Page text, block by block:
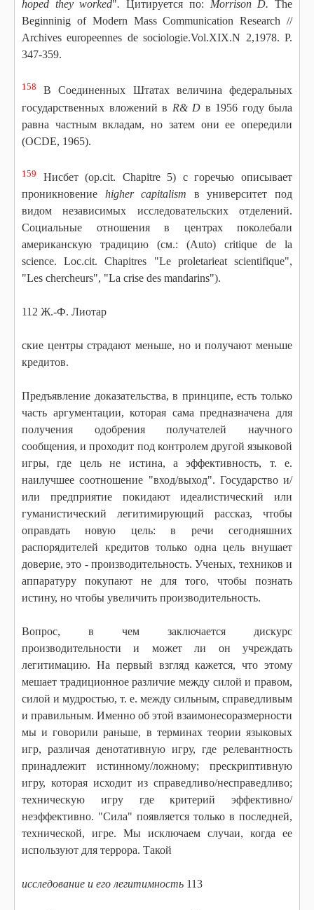
hoped they worked". Цитируется по: Morrison D. The
Beginninig of Modern Mass Communication Research //
Archives europeennes de sociologie.Vol.XIX.N 2,1978. P.
347-359.
158
В Соединенных Штатах величина федеральных
государственных вложений в R& D в 1956 году была
равна частным вкладам, но затем они ее опередили
(OCDE, 1965).
159
Нисбет (op.cit. Chapitre 5) с горечью описывает
проникновение higher capitalism в университет под
видом независимых исследовательских отделений.
Социальные отношения в центрах поколебали
американскую традицию (см.: (Auto) critique de la
science. Loc.cit. Chapitres "Le proletarieat scientifique",
"Les chercheurs", "La crise des mandarins").
112 Ж.-Ф. Лиотар
ские центры страдают меньше, но и получают меньше
кредитов.
Предъявление доказательства, в принципе, есть только
часть аргументации, которая сама предназначена для
получения одобрения получателей научного
сообщения, и проходит под контролем другой языковой
игры, где цель не истина, а эффективность, т. е.
наилучшее соотношение "вход/выход". Государство и/
или предприятие покидают идеалистический или
гуманистический легитимирующий рассказ, чтобы
оправдать новую цель: в речи сегодняшних
распорядителей кредитов только одна цель внушает
доверие, это - производительность. Ученых, техников и
аппаратуру покупают не для того, чтобы познать
истину, но чтобы увеличить производительность.
Вопрос, в чем заключается дискурс
производительности и может ли он учреждать
легитимацию. На первый взгляд кажется, что этому
мешает традиционное различие между силой и правом,
силой и мудростью, т. е. между сильным, справедливым
и правильным. Именно об этой взаимонесоразмерности
мы и говорили раньше, в терминах теории языковых
игр, различая денотативную игру, где релевантность
принадлежит истинному/ложному; прескриптивную
игру, которая исходит из справедливо/несправедливо;
техническую игру где критерий эффективно/
неэффективно. "Сила" появляется только в последней,
технической, игре. Мы исключаем случаи, когда ее
используют для террора. Такой
исследование и его легитимность 113